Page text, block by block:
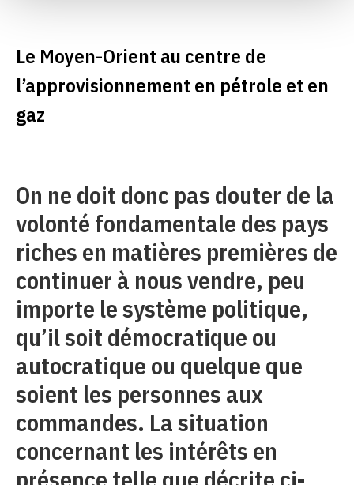
Le Moyen-Orient au centre de
l’approvisionnement en pétrole et en
gaz
On ne doit donc pas douter de la
volonté fondamentale des pays
riches en matières premières de
continuer à nous vendre, peu
importe le système politique,
qu’il soit démocratique ou
autocratique ou quelque que
soient les personnes aux
commandes. La situation
concernant les intérêts en